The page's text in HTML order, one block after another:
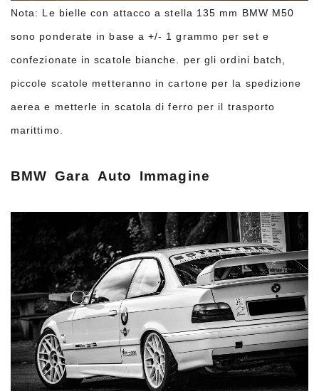
Nota: Le bielle con attacco a stella 135 mm BMW M50
sono ponderate in base a +/- 1 grammo per set e
confezionate in scatole bianche. per gli ordini batch,
piccole scatole metteranno in cartone per la spedizione
aerea e metterle in scatola di ferro per il trasporto
marittimo.
BMW Gara Auto Immagine